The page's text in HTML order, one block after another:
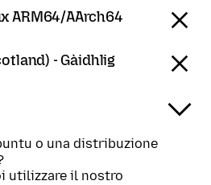
ARM64/AArch64
- Gàidhlig
o una distribuzione
utilizzare il nostro